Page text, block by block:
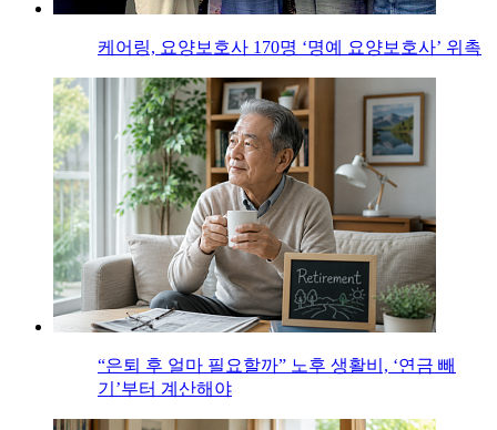
케어링, 요양보호사 170명 ‘명예 요양보호사’ 위촉
“은퇴 후 얼마 필요할까” 노후 생활비, ‘연금 빼
기’부터 계산해야